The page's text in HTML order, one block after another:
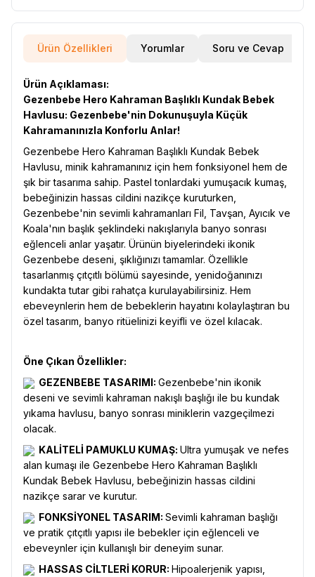
Ürün Özellikleri Yorumlar Soru ve Cevap
Ürün Açıklaması:
Gezenbebe Hero Kahraman Başlıklı Kundak Bebek
Havlusu: Gezenbebe'nin Dokunuşuyla Küçük
Kahramanınızla Konforlu Anlar!
Gezenbebe Hero Kahraman Başlıklı Kundak Bebek
Havlusu, minik kahramanınız için hem fonksiyonel hem de
şık bir tasarıma sahip. Pastel tonlardaki yumuşacık kumaş,
bebeğinizin hassas cildini nazikçe kuruturken,
Gezenbebe'nin sevimli kahramanları Fil, Tavşan, Ayıcık ve
Koala'nın başlık şeklindeki nakışlarıyla banyo sonrası
eğlenceli anlar yaşatır. Ürünün biyelerindeki ikonik
Gezenbebe deseni, şıklığınızı tamamlar. Özellikle
tasarlanmış çıtçıtlı bölümü sayesinde, yenidoğanınızı
kundakta tutar gibi rahatça kurulayabilirsiniz. Hem
ebeveynlerin hem de bebeklerin hayatını kolaylaştıran bu
özel tasarım, banyo ritüelinizi keyifli ve özel kılacak.
Öne Çıkan Özellikler:
GEZENBEBE TASARIMI: Gezenbebe'nin ikonik
deseni ve sevimli kahraman nakışlı başlığı ile bu kundak
yıkama havlusu, banyo sonrası miniklerin vazgeçilmezi
olacak.
KALİTELİ PAMUKLU KUMAŞ: Ultra yumuşak ve nefes
alan kumaşı ile Gezenbebe Hero Kahraman Başlıklı
Kundak Bebek Havlusu, bebeğinizin hassas cildini
nazikçe sarar ve kurutur.
FONKSİYONEL TASARIM: Sevimli kahraman başlığı
ve pratik çıtçıtlı yapısı ile bebekler için eğlenceli ve
ebeveynler için kullanışlı bir deneyim sunar.
HASSAS CİLTLERİ KORUR: Hipoalerjenik yapısı,